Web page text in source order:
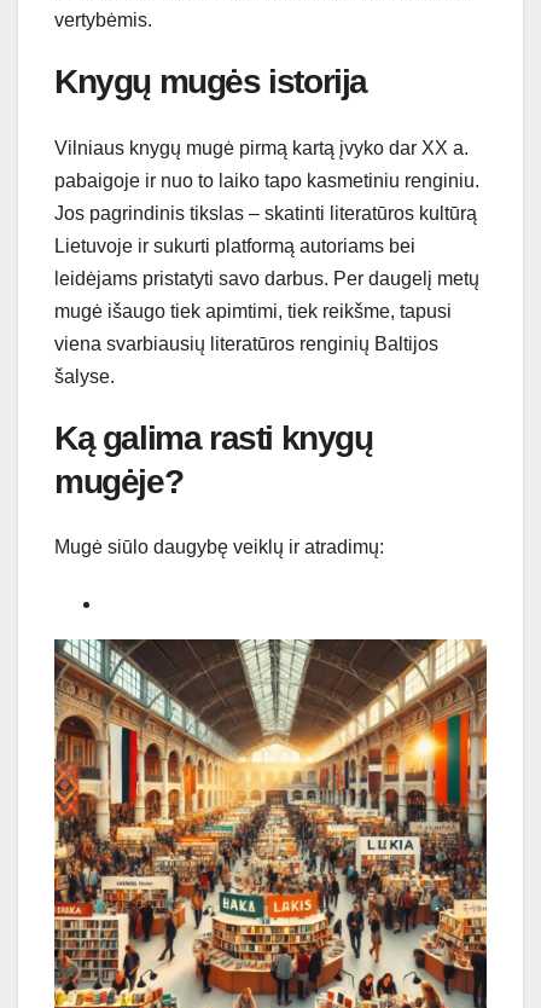
vertybėmis.
Knygų mugės istorija
Vilniaus knygų mugė pirmą kartą įvyko dar XX a.
pabaigoje ir nuo to laiko tapo kasmetiniu renginiu.
Jos pagrindinis tikslas – skatinti literatūros kultūrą
Lietuvoje ir sukurti platformą autoriams bei
leidėjams pristatyti savo darbus. Per daugelį metų
mugė išaugo tiek apimtimi, tiek reikšme, tapusi
viena svarbiausių literatūros renginių Baltijos
šalyse.
Ką galima rasti knygų
mugėje?
Mugė siūlo daugybę veiklų ir atradimų: